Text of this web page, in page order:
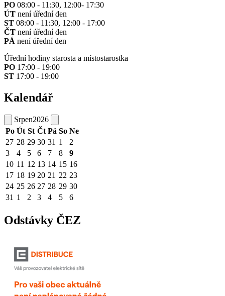
PO 08:00 - 11:30, 12:00- 17:30
ÚT není úřední den
ST 08:00 - 11:30, 12:00 - 17:00
ČT není úřední den
PÁ není úřední den
Úřední hodiny starosta a místostarostka
PO 17:00 - 19:00
ST 17:00 - 19:00
Kalendář
Srpen2026
Po Út St Čt Pá So Ne
27 28 29 30 31 1
2
3
4 5 6 7 8
9
10 11 12 13 14 15 16
17 18 19 20 21 22 23
24 25 26 27 28 29 30
31 1 2 3 4 5 6
Odstávky ČEZ